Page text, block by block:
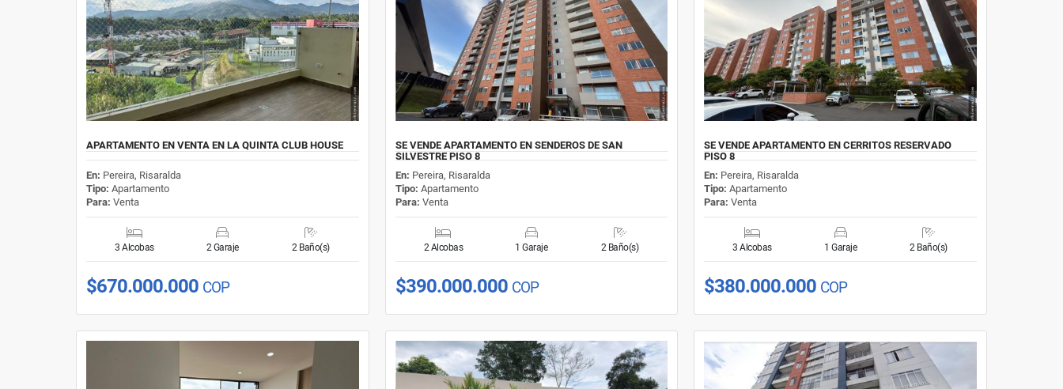
APARTAMENTO EN VENTA EN LA QUINTA CLUB HOUSE
En: Pereira, Risaralda
Tipo: Apartamento
Para: Venta
3 Alcobas 2 Garaje 2 Baño(s)
$670.000.000 COP
SE VENDE APARTAMENTO EN SENDEROS DE SAN
SILVESTRE PISO 8
En: Pereira, Risaralda
Tipo: Apartamento
Para: Venta
2 Alcobas 1 Garaje 2 Baño(s)
$390.000.000 COP
SE VENDE APARTAMENTO EN CERRITOS RESERVADO
PISO 8
En: Pereira, Risaralda
Tipo: Apartamento
Para: Venta
3 Alcobas 1 Garaje 2 Baño(s)
$380.000.000 COP